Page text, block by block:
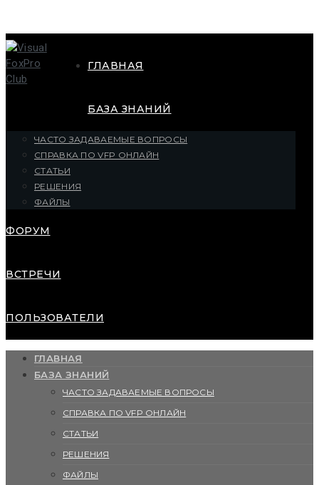
ГЛАВНАЯ
БАЗА ЗНАНИЙ
ЧАСТО ЗАДАВАЕМЫЕ ВОПРОСЫ
СПРАВКА ПО VFP ОНЛАЙН
СТАТЬИ
РЕШЕНИЯ
ФАЙЛЫ
ФОРУМ
ВСТРЕЧИ
ПОЛЬЗОВАТЕЛИ
ГЛАВНАЯ
БАЗА ЗНАНИЙ
ЧАСТО ЗАДАВАЕМЫЕ ВОПРОСЫ
СПРАВКА ПО VFP ОНЛАЙН
СТАТЬИ
РЕШЕНИЯ
ФАЙЛЫ